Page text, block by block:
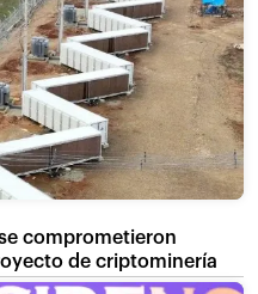
comprometieron
de criptominería